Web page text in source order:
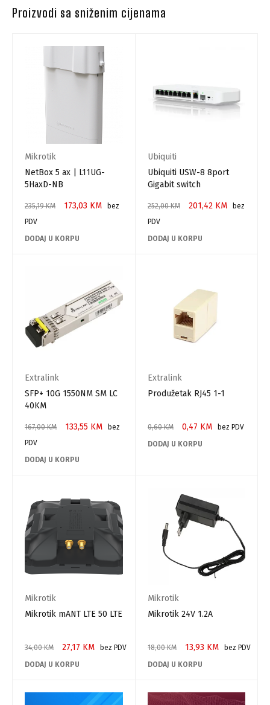
Proizvodi sa sniženim cijenama
Mikrotik
NetBox 5 ax | L11UG-
5HaxD-NB
235,19KM 173,03 KM
bez
PDV
DODAJ U KORPU
Ubiquiti
Ubiquiti USW-8 8port
Gigabit switch
252,00KM 201,42 KM
bez
PDV
DODAJ U KORPU
Extralink
SFP+ 10G 1550NM SM LC
40KM
167,00KM 133,55 KM
bez
PDV
DODAJ U KORPU
Extralink
Produžetak RJ45 1-1
0,60KM 0,47 KM
bez PDV
DODAJ U KORPU
Mikrotik
Mikrotik mANT LTE 50 LTE
34,00KM 27,17 KM
bez PDV
DODAJ U KORPU
Mikrotik
Mikrotik 24V 1.2A
18,00KM 13,93 KM
bez PDV
DODAJ U KORPU